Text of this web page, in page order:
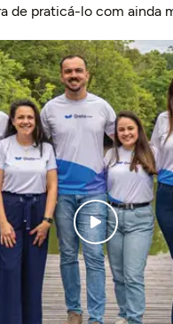
de praticá-lo com ainda